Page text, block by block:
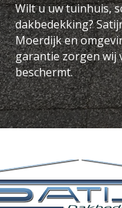
Wilt u uw tuinhuis,
dakbedekking?
Moerdijk en
garantie zorgen wij
beschermt.